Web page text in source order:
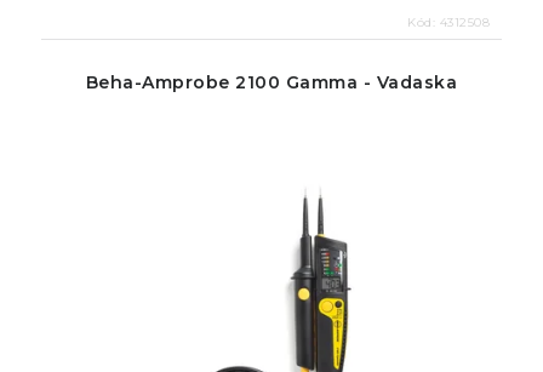
Kód: 4312508
Beha-Amprobe 2100 Gamma - Vadaska